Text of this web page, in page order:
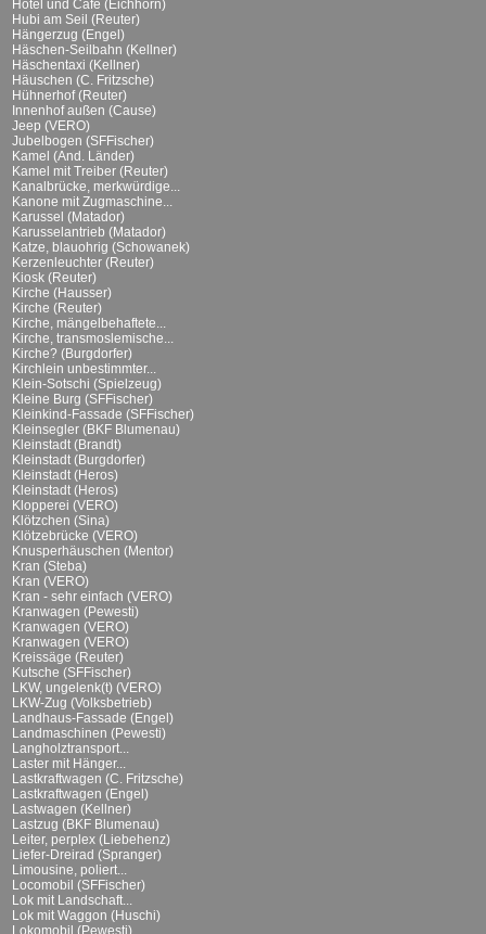
Hotel und Café (Eichhorn)
Hubi am Seil (Reuter)
Hängerzug (Engel)
Häschen-Seilbahn (Kellner)
Häschentaxi (Kellner)
Häuschen (C. Fritzsche)
Hühnerhof (Reuter)
Innenhof außen (Cause)
Jeep (VERO)
Jubelbogen (SFFischer)
Kamel (And. Länder)
Kamel mit Treiber (Reuter)
Kanalbrücke, merkwürdige...
Kanone mit Zugmaschine...
Karussel (Matador)
Karusselantrieb (Matador)
Katze, blauohrig (Schowanek)
Kerzenleuchter (Reuter)
Kiosk (Reuter)
Kirche (Hausser)
Kirche (Reuter)
Kirche, mängelbehaftete...
Kirche, transmoslemische...
Kirche? (Burgdorfer)
Kirchlein unbestimmter...
Klein-Sotschi (Spielzeug)
Kleine Burg (SFFischer)
Kleinkind-Fassade (SFFischer)
Kleinsegler (BKF Blumenau)
Kleinstadt (Brandt)
Kleinstadt (Burgdorfer)
Kleinstadt (Heros)
Kleinstadt (Heros)
Klopperei (VERO)
Klötzchen (Sina)
Klötzebrücke (VERO)
Knusperhäuschen (Mentor)
Kran (Steba)
Kran (VERO)
Kran - sehr einfach (VERO)
Kranwagen (Pewesti)
Kranwagen (VERO)
Kranwagen (VERO)
Kreissäge (Reuter)
Kutsche (SFFischer)
LKW, ungelenk(t) (VERO)
LKW-Zug (Volksbetrieb)
Landhaus-Fassade (Engel)
Landmaschinen (Pewesti)
Langholztransport...
Laster mit Hänger...
Lastkraftwagen (C. Fritzsche)
Lastkraftwagen (Engel)
Lastwagen (Kellner)
Lastzug (BKF Blumenau)
Leiter, perplex (Liebehenz)
Liefer-Dreirad (Spranger)
Limousine, poliert...
Locomobil (SFFischer)
Lok mit Landschaft...
Lok mit Waggon (Huschi)
Lokomobil (Pewesti)